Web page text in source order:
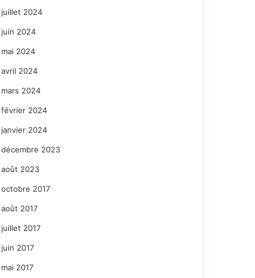
juillet 2024
juin 2024
mai 2024
avril 2024
mars 2024
février 2024
janvier 2024
décembre 2023
août 2023
octobre 2017
août 2017
juillet 2017
juin 2017
mai 2017